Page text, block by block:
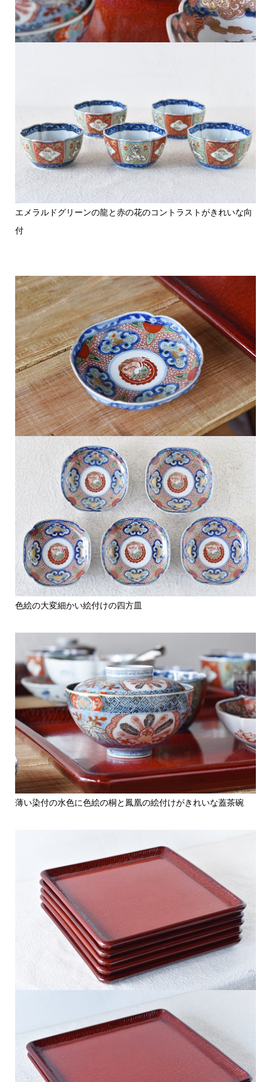
エメラルドグリーンの龍と赤の花のコントラストがきれいな向
付
色絵の大変細かい絵付けの四方皿
薄い染付の水色に色絵の桐と鳳凰の絵付けがきれいな蓋茶碗